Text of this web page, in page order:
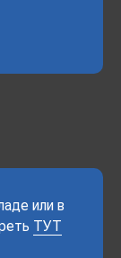
или в
ТУТ